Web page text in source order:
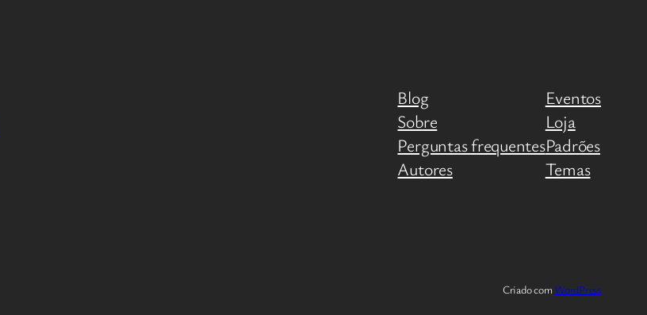
Blog
Sobre
Perguntas frequentes
Autores
Eventos
Loja
Padrões
Temas
Criado com WordPress